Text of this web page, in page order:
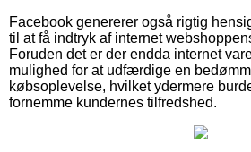
Facebook genererer også rigtig
til at få indtryk af internet
Foruden det er der endda internet
mulighed for at udfærdige en
købsoplevelse, hvilket ydermere
fornemme kundernes tilfredshed.